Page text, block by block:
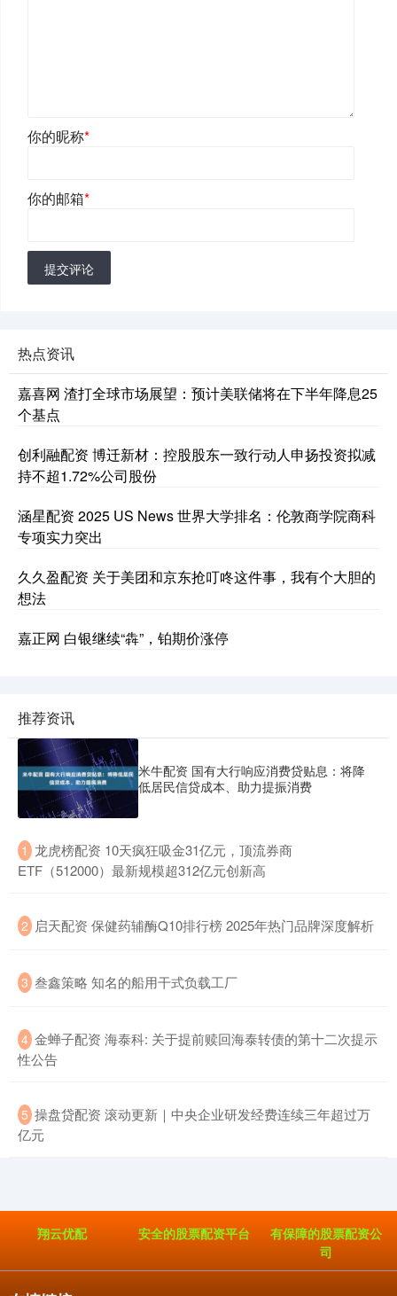
你的昵称*
你的邮箱*
提交评论
热点资讯
嘉喜网 渣打全球市场展望：预计美联储将在下半年降息25
个基点
创利融配资 博迁新材：控股股东一致行动人申扬投资拟减
持不超1.72%公司股份
涵星配资 2025 US News 世界大学排名：伦敦商学院商科
专项实力突出
久久盈配资 关于美团和京东抢叮咚这件事，我有个大胆的
想法
嘉正网 白银继续“犇”，铂期价涨停
推荐资讯
米牛配资 国有大行响应消费贷贴息：将降
低居民信贷成本、助力提振消费
1 ​龙虎榜配资 10天疯狂吸金31亿元，顶流券商
ETF（512000）最新规模超312亿元创新高
2 ​启天配资 保健药辅酶Q10排行榜 2025年热门品牌深度解析
3 ​叁鑫策略 知名的船用干式负载工厂
4 ​金蝉子配资 海泰科: 关于提前赎回海泰转债的第十二次提示
性公告
5 ​操盘贷配资 滚动更新｜中央企业研发经费连续三年超过万
亿元
翔云优配 安全的股票配资平台
有保障的股票配资公
司